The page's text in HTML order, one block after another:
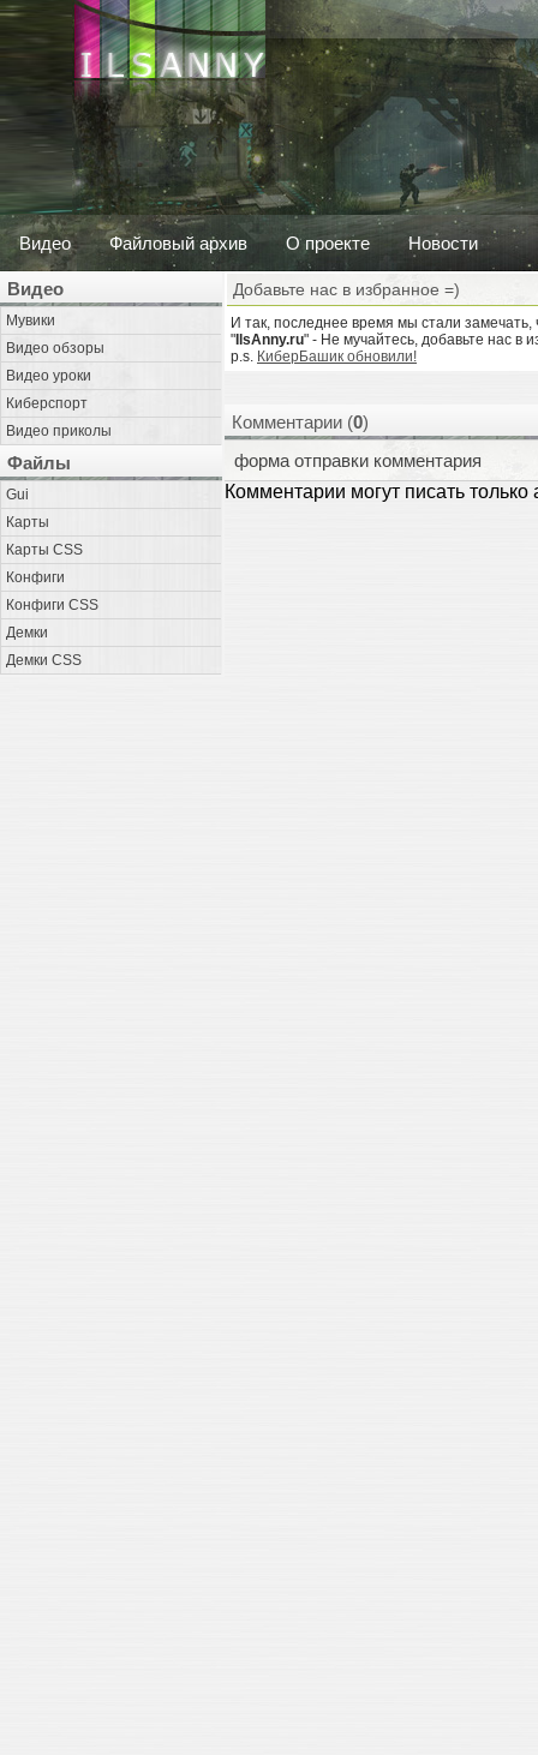
Видео Файловый архив О проекте Новости
Видео
Мувики
Видео обзоры
Видео уроки
Киберспорт
Видео приколы
Файлы
Gui
Карты
Карты CSS
Конфиги
Конфиги CSS
Демки
Демки CSS
Добавьте нас в избранное =)
И так, последнее время мы стали замечать,
" IlsAnny.ru" - Не мучайтесь, добавьте нас в
p.s. КиберБашик обновили!
Комментарии (0)
форма отправки комментария
Комментарии могут писать